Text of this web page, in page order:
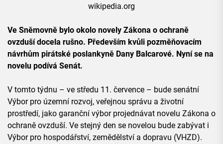
wikipedia.org
Ve Sněmovně bylo okolo novely Zákona o ochraně
ovzduší docela rušno. Především kvůli pozměňovacím
návrhům pirátské poslankyně Dany Balcarové. Nyní se na
novelu podívá Senát.
V tomto týdnu – ve středu 11. července – bude senátní
Výbor pro územní rozvoj, veřejnou správu a životní
prostředí, jako garanční výbor projednávat novelu Zákona o
ochraně ovzduší. Ve stejný den se novelou bude zabývat i
Výbor pro hospodářství, zemědělství a dopravu (VHZD).